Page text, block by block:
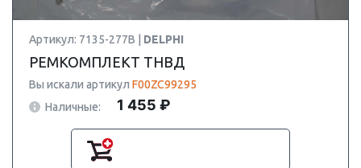
Артикул: 7135-277B | DELPHI
РЕМКОМПЛЕКТ ТНВД
Вы искали артикул F00ZC99295
Наличные:
1 455 ₽